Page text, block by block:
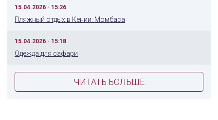
15.04.2026 - 15:26
Пляжный отдых в Кении: Момбаса
15.04.2026 - 15:18
Одежда для сафари
ЧИТАТЬ БОЛЬШЕ